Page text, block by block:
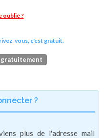
oublié ?
vous, c'est gratuit.
gratuitement
?
plus de l'adresse mail